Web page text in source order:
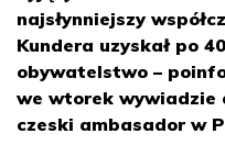
najsłynniejszy
Kundera uzyskał po
obywatelstwo –
we wtorek wywiadzie
czeski ambasador w